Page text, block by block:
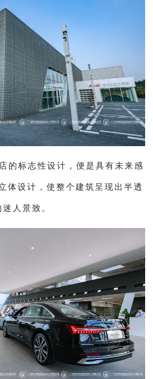
的标志性设计，便是具有未来感
体设计，使整个建筑呈现出半透
迷人景致。